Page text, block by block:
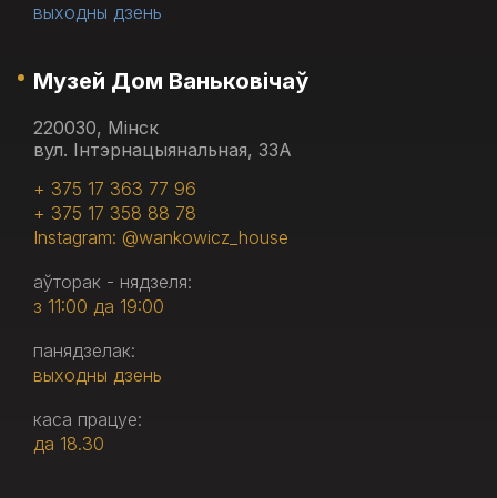
выходны дзень
Музей Дом Ваньковічаў
220030, Мінск
вул. Інтэрнацыянальная, 33А
+ 375 17 363 77 96
+ 375 17 358 88 78
Instagram: @wankowicz_house
аўторак - нядзеля:
з 11:00 да 19:00
панядзелак:
выходны дзень
каса працуе:
да 18.30